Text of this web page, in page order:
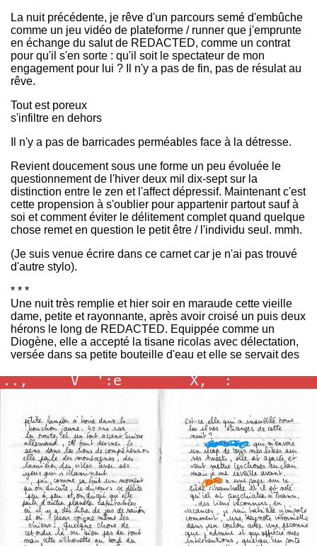
La nuit précédente, je rêve d'un parcours semé d'embûche
comme un jeu vidéo de plateforme / runner que j'emprunte
en échange du salut de REDACTED, comme un contrat
pour qu'il s'en sorte : qu'il soit le spectateur de mon
engagement pour lui ? Il n'y a pas de fin, pas de résulat au
rêve.
Tout est poreux
s'infiltre en dehors
Il n'y a pas de barricades perméables face à la détresse.
Revient doucement sous une forme un peu évoluée le
questionnement de l'hiver deux mil dix-sept sur la
distinction entre le zen et l'affect dépressif. Maintenant c'est
cette propension à s'oublier pour appartenir partout sauf à
soi et comment éviter le délitement complet quand quelque
chose remet en question le petit être / l'individu seul. mmh.
(Je suis venue écrire dans ce carnet car je n'ai pas trouvé
d'autre stylo).
* * *
Une nuit très remplie et hier soir en maraude cette vieille
dame, petite et rayonnante, après avoir croisé un puis deux
hérons le long de REDACTED. Equippée comme un
Diogène, elle a accepté la tisane ricolas avec délectation,
versée dans sa petite bouteille d'eau et elle se servait des